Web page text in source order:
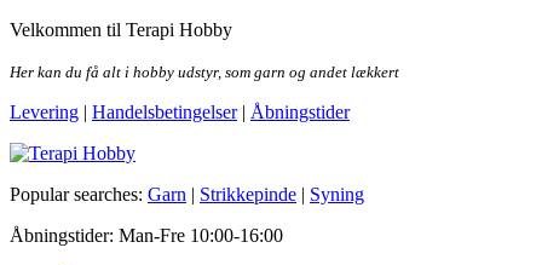
Skip
the
Velkommen til Terapi Hobby
Her kan du få alt i hobby udstyr, som garn og andet lækkert
Levering | Handelsbetingelser| Åbningstider
Terapi Hobby
Popular searches: Garn | Strikkepinde | Syning
Åbningstider: Man-Fre 10:00-16:00